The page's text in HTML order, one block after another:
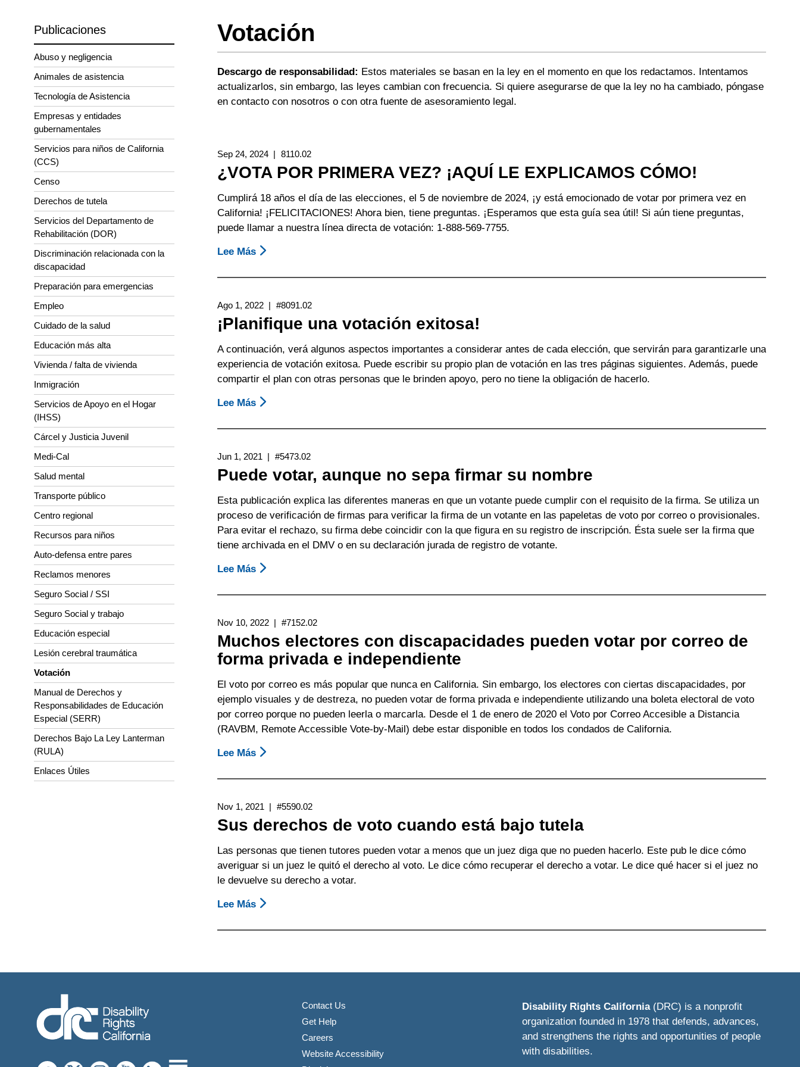
Publicaciones
Abuso y negligencia
Animales de asistencia
Tecnología de Asistencia
Empresas y entidades
gubernamentales
Servicios para niños de California
(CCS)
Censo
Derechos de tutela
Servicios del Departamento de
Rehabilitación (DOR)
Discriminación relacionada con la
discapacidad
Preparación para emergencias
Empleo
Cuidado de la salud
Educación más alta
Vivienda / falta de vivienda
Inmigración
Servicios de Apoyo en el Hogar
(IHSS)
Cárcel y Justicia Juvenil
Medi-Cal
Salud mental
Transporte público
Centro regional
Recursos para niños
Auto-defensa entre pares
Reclamos menores
Seguro Social / SSI
Seguro Social y trabajo
Educación especial
Lesión cerebral traumática
Votación
Manual de Derechos y
Responsabilidades de Educación
Especial (SERR)
Derechos Bajo La Ley Lanterman
(RULA)
Enlaces Útiles
Votación
Descargo de responsabilidad: Estos materiales se basan en la ley en el momento en que los redactamos. Intentamos
actualizarlos, sin embargo, las leyes cambian con frecuencia. Si quiere asegurarse de que la ley no ha cambiado, póngase
en contacto con nosotros o con otra fuente de asesoramiento legal.
Sep 24, 2024 8110.02
¿VOTA POR PRIMERA VEZ? ¡AQUÍ LE EXPLICAMOS CÓMO!
Cumplirá 18 años el día de las elecciones, el 5 de noviembre de 2024, ¡y está emocionado de votar por primera vez en
California! ¡FELICITACIONES! Ahora bien, tiene preguntas. ¡Esperamos que esta guía sea útil! Si aún tiene preguntas,
puede llamar a nuestra línea directa de votación: 1-888-569-7755.
Lee MásSobre
POR
VEZ?
¡AQUÍ
EXPLICAMOS
CÓMO!
Ago 1, 2022 #8091.02
¡Planifique una votación exitosa!
A continuación, verá algunos aspectos importantes a considerar antes de cada elección, que servirán para garantizarle una
experiencia de votación exitosa. Puede escribir su propio plan de votación en las tres páginas siguientes. Además, puede
compartir el plan con otras personas que le brinden apoyo, pero no tiene la obligación de hacerlo.
Lee MásSobre
Una
Exitosa!
Jun 1, 2021 #5473.02
Puede votar, aunque no sepa firmar su nombre
Esta publicación explica las diferentes maneras en que un votante puede cumplir con el requisito de la firma. Se utiliza un
proceso de verificación de firmas para verificar la firma de un votante en las papeletas de voto por correo o provisionales.
Para evitar el rechazo, su firma debe coincidir con la que figura en su registro de inscripción. Ésta suele ser la firma que
tiene archivada en el DMV o en su declaración jurada de registro de votante.
Lee MásSobre
Votar,
No
Sepa
Firmar
Nombre
Nov 10, 2022 #7152.02
Muchos electores con discapacidades pueden votar por correo de
forma privada e independiente
El voto por correo es más popular que nunca en California. Sin embargo, los electores con ciertas discapacidades, por
ejemplo visuales y de destreza, no pueden votar de forma privada e independiente utilizando una boleta electoral de voto
por correo porque no pueden leerla o marcarla. Desde el 1 de enero de 2020 el Voto por Correo Accesible a Distancia
(RAVBM, Remote Accessible Vote-by-Mail) debe estar disponible en todos los condados de California.
Lee MásSobre
Electores
Discapacidades
Pueden
Por
Correo
De
Forma
E
Nov 1, 2021 #5590.02
Sus derechos de voto cuando está bajo tutela
Las personas que tienen tutores pueden votar a menos que un juez diga que no pueden hacerlo. Este pub le dice cómo
averiguar si un juez le quitó el derecho al voto. Le dice cómo recuperar el derecho a votar. Le dice qué hacer si el juez no
le devuelve su derecho a votar.
Lee MásSobre
Derechos
Contact Us
Get Help
Careers
Website Accessibility
Disability Rights California(DRC) is a nonprofit
organization founded in 1978 that defends, advances,
and strengthens the rights and opportunities of people
with disabilities.